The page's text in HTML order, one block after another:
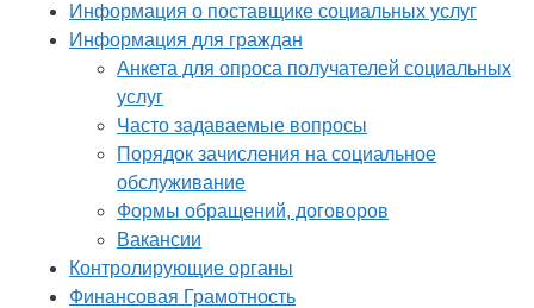
Информация о поставщике социальных услуг
Информация для граждан
Анкета для опроса получателей социальных
услуг
Часто задаваемые вопросы
Порядок зачисления на социальное
обслуживание
Формы обращений, договоров
Вакансии
Контролирующие органы
Финансовая Грамотность